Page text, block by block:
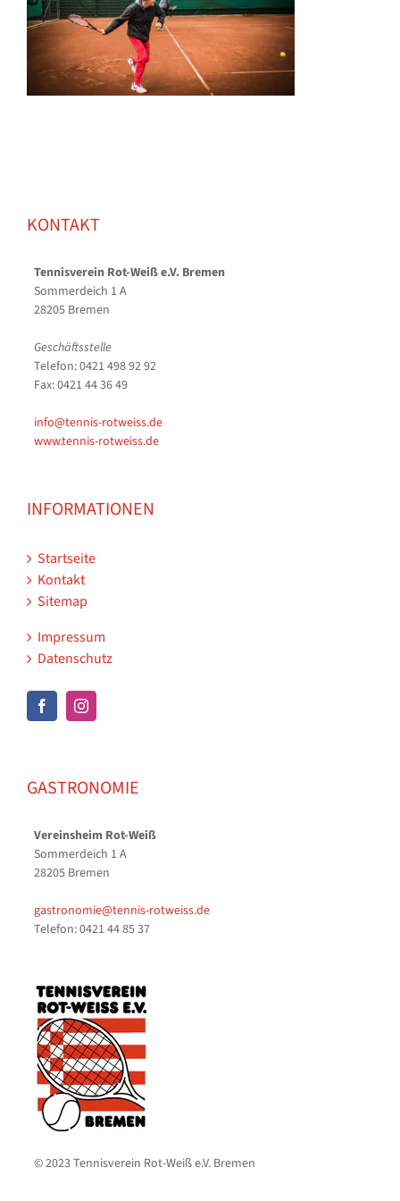
KONTAKT
Tennisverein Rot-Weiß e.V. Bremen
Sommerdeich 1 A
28205 Bremen
Geschäftsstelle
Telefon: 0421 498 92 92
Fax: 0421 44 36 49
info@tennis-rotweiss.de
www.tennis-rotweiss.de
INFORMATIONEN
Startseite
Kontakt
Sitemap
Impressum
Datenschutz
GASTRONOMIE
Vereinsheim Rot-Weiß
Sommerdeich 1 A
28205 Bremen
gastronomie@tennis-rotweiss.de
Telefon: 0421 44 85 37
© 2023 Tennisverein Rot-Weiß e.V. Bremen